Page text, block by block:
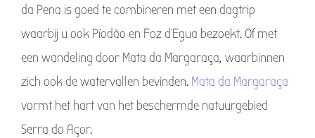
da Pena is goed te combineren met een dagtrip
waarbij u ook Píodão en Foz d’Egua bezoekt. Of met
een wandeling door Mata da Margaraça, waarbinnen
zich ook de watervallen bevinden. Mata da Margaraça
vormt het hart van het beschermde natuurgebied
Serra do Açor.